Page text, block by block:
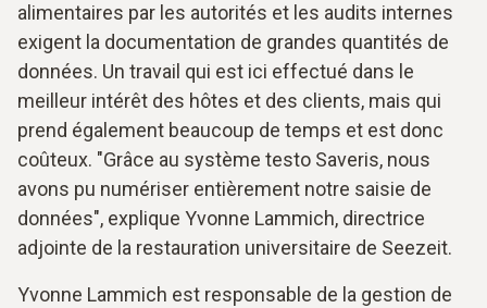
alimentaires par les autorités et les audits internes
exigent la documentation de grandes quantités de
données. Un travail qui est ici effectué dans le
meilleur intérêt des hôtes et des clients, mais qui
prend également beaucoup de temps et est donc
coûteux. "Grâce au système testo Saveris, nous
avons pu numériser entièrement notre saisie de
données", explique Yvonne Lammich, directrice
adjointe de la restauration universitaire de Seezeit.
Yvonne Lammich est responsable de la gestion de